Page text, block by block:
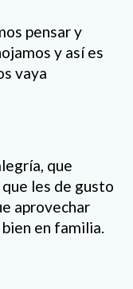
pensar y
y así es
vaya
que
les de gusto
aprovechar
en familia.